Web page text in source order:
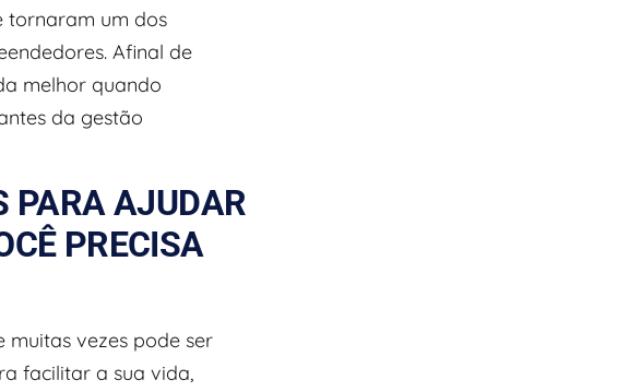
tornaram um dos
Afinal de
melhor quando
da gestão
PARA AJUDAR
PRECISA
vezes pode ser
facilitar a sua vida,